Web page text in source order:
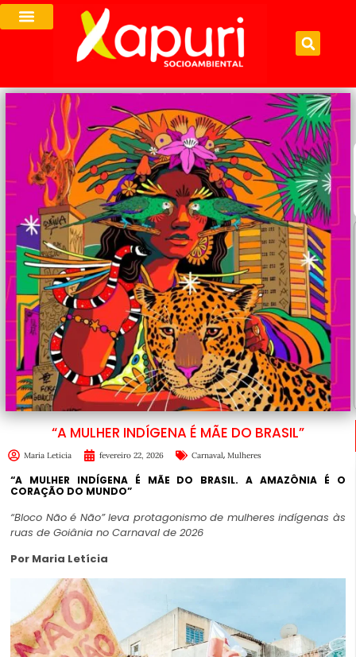
“A MULHER INDÍGENA É MÃE DO BRASIL”
Maria Leticia fevereiro 22, 2026 Carnaval, Mulheres
“A MULHER INDÍGENA É MÃE DO BRASIL.A AMAZÔNIA É O
CORAÇÃO DO MUNDO”
“Bloco Não é Não” leva protagonismo de mulheres indígenas às
ruas de Goiânia no Carnaval de 2026
Por Maria Letícia